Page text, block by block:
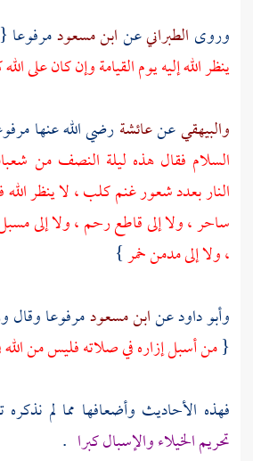
وروى الطبرانيعنابن مسعودمرفوعا {
ينظر الله إليه يوم القيامة وإن كان على الله
والبيهقيعنعائشةرضي الله عنها
السلام فقال هذه ليلة النصف من
النار بعدد شعور غنم كلب ، لا ينظر الله
ساحر ، ولا إلى قاطع رحم ، ولا إلى
، ولا إلى مدمن خمر}
وأبو داودعنابن مسعودمرفوعا وقال
{من أسبل إزاره في صلاته فليس من
فهذه الأحاديث وأضعافها مما لم
تحريم الخيلاء والإسبال كبرا .